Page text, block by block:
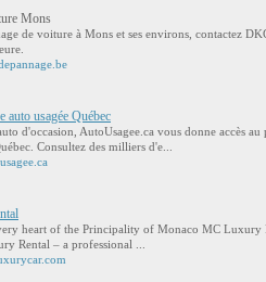
Mons
de voiture à Mons et ses environs, contactez
auto usagée Québec
d'occasion, AutoUsagee.ca vous donne accès
Consultez des milliers d'e...
heart of the Principality of Monaco MC Luxury
Rental – a professional ...